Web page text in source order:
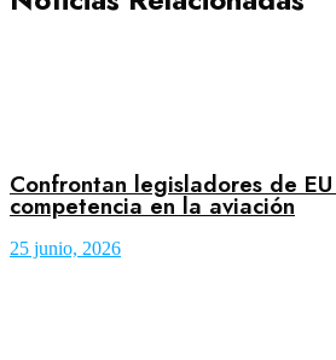
Confrontan legisladores de
competencia en la aviación
25 junio, 2026